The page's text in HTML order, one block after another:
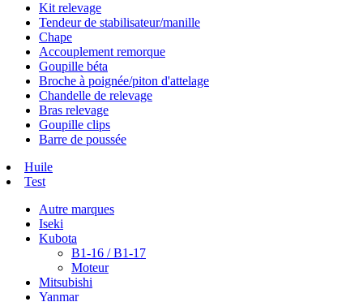
Kit relevage
Tendeur de stabilisateur/manille
Chape
Accouplement remorque
Goupille béta
Broche à poignée/piton d'attelage
Chandelle de relevage
Bras relevage
Goupille clips
Barre de poussée
Huile
Test
Autre marques
Iseki
Kubota
B1-16 / B1-17
Moteur
Mitsubishi
Yanmar